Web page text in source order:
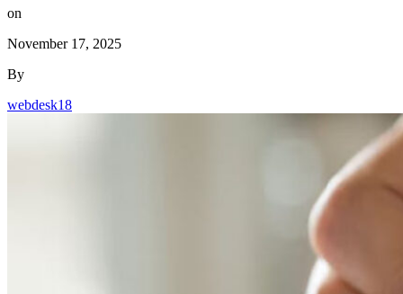
on
November 17, 2025
By
webdesk18